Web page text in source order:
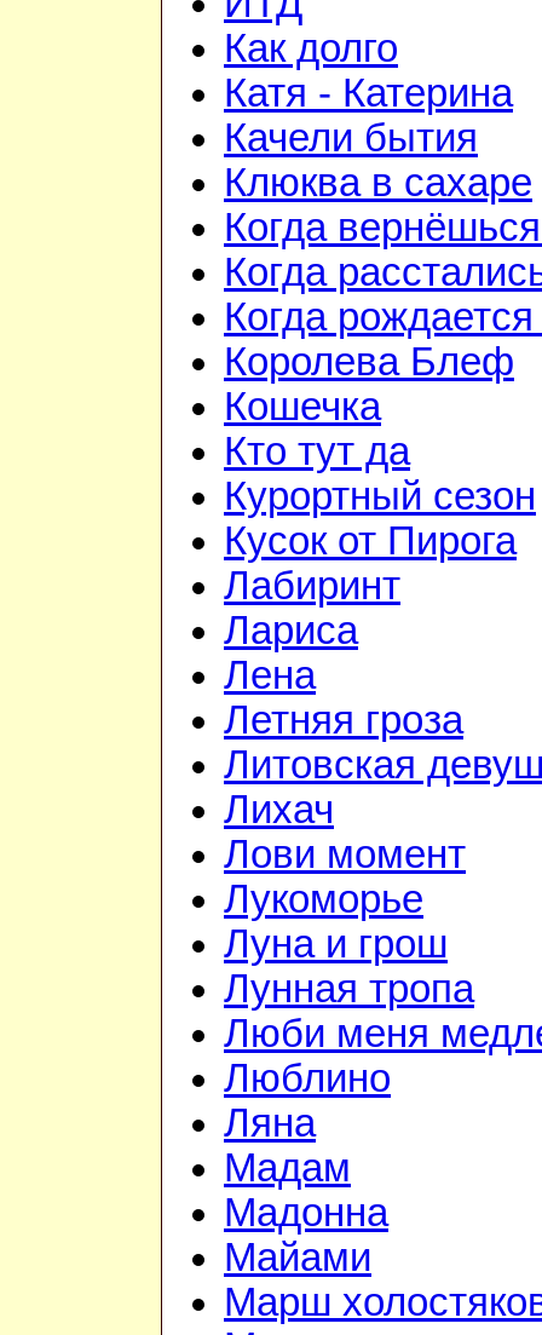
Как долго
Катя - Катерина
Качели бытия
Клюква в сахаре
Когда
Когда
Когда
Королева Блеф
Кошечка
Кто тут да
Курортный сезон
Кусок от Пирога
Лабиринт
Лариса
Лена
Летняя гроза
Литовская
Лихач
Лови момент
Лукоморье
Луна и грош
Лунная тропа
Люби меня
Люблино
Ляна
Мадам
Мадонна
Майами
Марш